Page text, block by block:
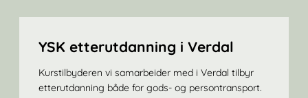
YSK etterutdanning i Verdal
Kurstilbyderen vi samarbeider med i Verdal tilbyr
etterutdanning både for gods- og persontransport.